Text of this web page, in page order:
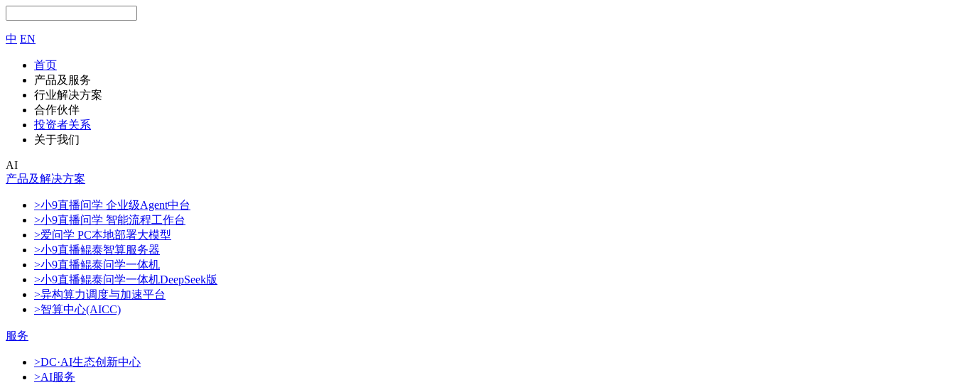
中 EN
首页
产品及服务
行业解决方案
合作伙伴
投资者关系
关于我们
AI
产品及解决方案
>小9直播问学 企业级Agent中台
>小9直播问学 智能流程工作台
>爱问学 PC本地部署大模型
>小9直播鲲泰智算服务器
>小9直播鲲泰问学一体机
>小9直播鲲泰问学一体机DeepSeek版
>异构算力调度与加速平台
>智算中心(AICC)
服务
>DC·AI生态创新中心
>AI服务